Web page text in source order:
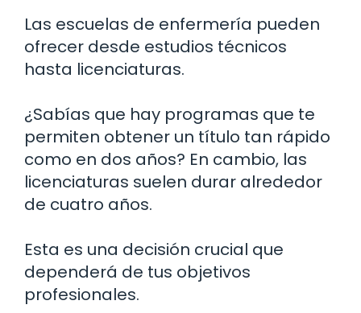
Las escuelas de enfermería pueden
ofrecer desde estudios técnicos
hasta licenciaturas.
¿Sabías que hay programas que te
permiten obtener un título tan rápido
como en dos años? En cambio, las
licenciaturas suelen durar alrededor
de cuatro años.
Esta es una decisión crucial que
dependerá de tus objetivos
profesionales.